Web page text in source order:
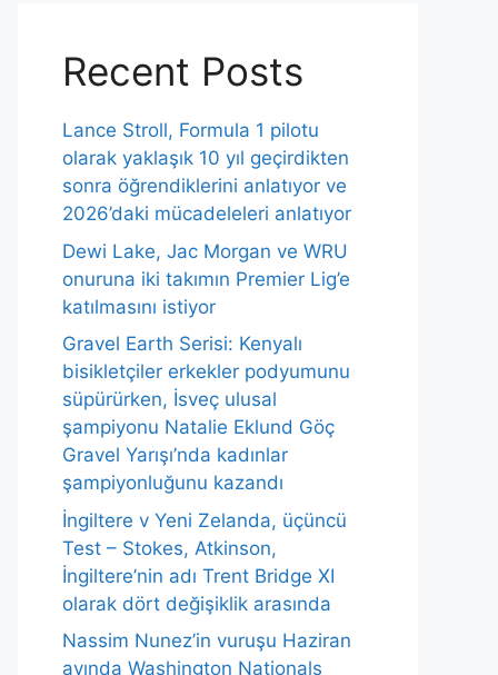
Recent Posts
Lance Stroll, Formula 1 pilotu
olarak yaklaşık 10 yıl geçirdikten
sonra öğrendiklerini anlatıyor ve
2026’daki mücadeleleri anlatıyor
Dewi Lake, Jac Morgan ve WRU
onuruna iki takımın Premier Lig’e
katılmasını istiyor
Gravel Earth Serisi: Kenyalı
bisikletçiler erkekler podyumunu
süpürürken, İsveç ulusal
şampiyonu Natalie Eklund Göç
Gravel Yarışı’nda kadınlar
şampiyonluğunu kazandı
İngiltere v Yeni Zelanda, üçüncü
Test – Stokes, Atkinson,
İngiltere’nin adı Trent Bridge XI
olarak dört değişiklik arasında
Nassim Nunez’in vuruşu Haziran
ayında Washington Nationals